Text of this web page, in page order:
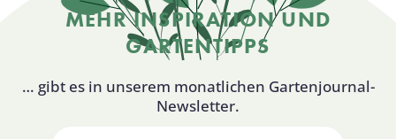
MEHR INSPIRATION UND
GARTENTIPPS
… gibt es in unserem monatlichen Gartenjournal-
Newsletter.